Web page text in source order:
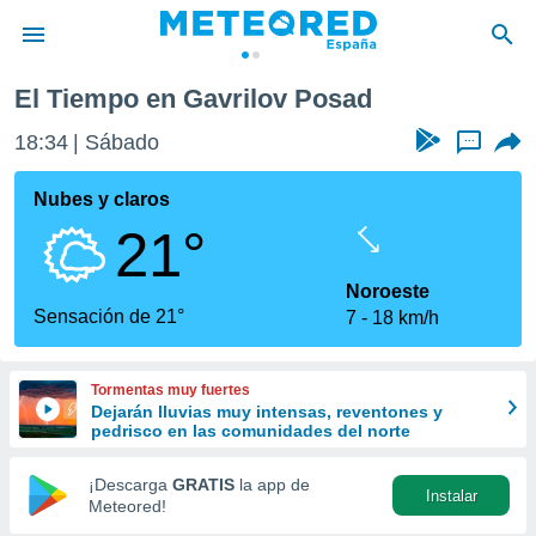
de
por
que se
calidad.
a este
las
y
forma
digital
basada
El Tiempo en Gavrilov Posad
18:34 Sábado ...
Nubes y claros
21°
Sensación de 21°
Noroeste
7
18 km/h
Tormentas muy fuertes
Dejarán lluvias muy intensas, reventones y
pedrisco en las comunidades del norte
¡Descarga GRATIS la app de
Meteored!
Instalar